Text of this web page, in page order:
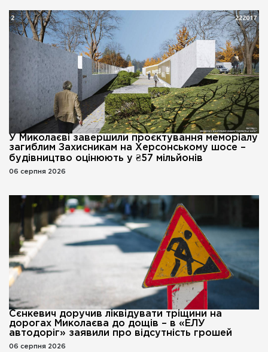
У Миколаєві завершили проєктування меморіалу
загиблим Захисникам на Херсонському шосе –
будівництво оцінюють у ₴57 мільйонів
06 серпня 2026
Сєнкевич доручив ліквідувати тріщини на
дорогах Миколаєва до дощів – в «ЕЛУ
автодоріг» заявили про відсутність грошей
06 серпня 2026